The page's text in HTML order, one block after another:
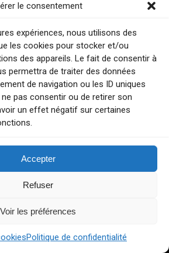
le consentement
expériences, nous utilisons des
les cookies pour stocker et/ou
des appareils. Le fait de consentir à
permettra de traiter des données
de navigation ou les ID uniques
pas consentir ou de retirer son
un effet négatif sur certaines
Accepter
Refuser
Voir les préférences
Politique de confidentialité
Genesis : un boutique-hôtel 5 étoiles
son restaurant Rogina à Menton !
2026
spectacles et idées de week-end
de vous évader le temps d’un week-end ou